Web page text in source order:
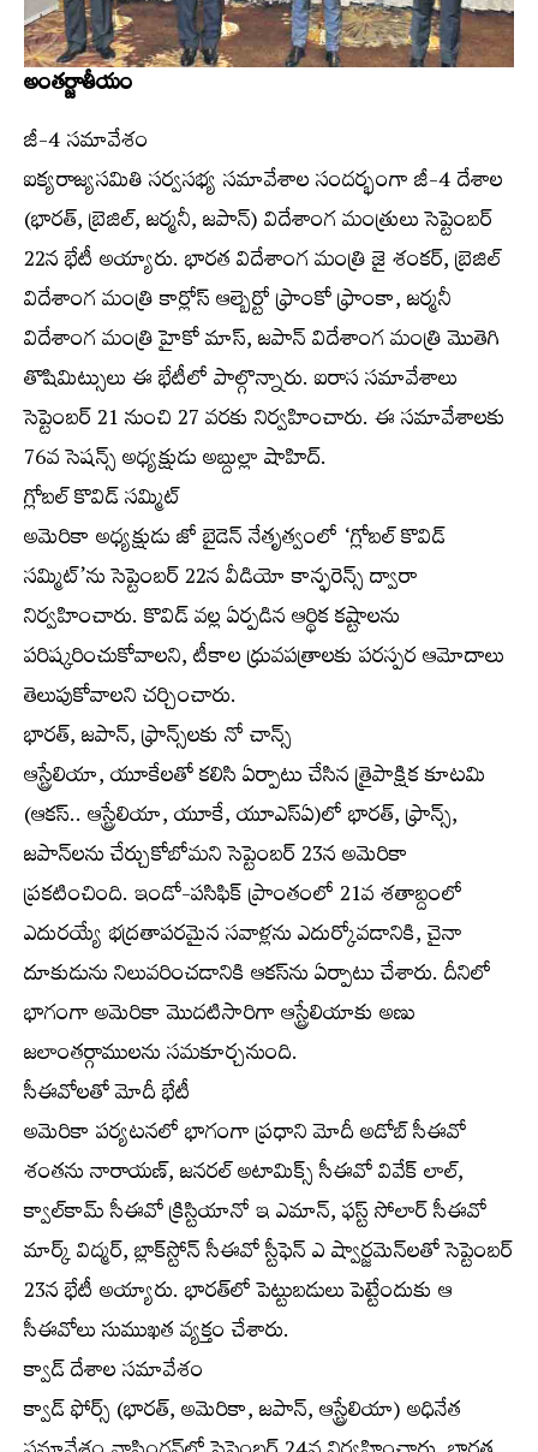
అంతర్జాతీయం
జీ-4 సమావేశం
ఐక్యరాజ్యసమితి సర్వసభ్య సమావేశాల సందర్భంగా జీ-4 దేశాల
(భారత్‌, బ్రెజిల్‌, జర్మనీ, జపాన్‌) విదేశాంగ మంత్రులు సెప్టెంబర్‌
22న భేటీ అయ్యారు. భారత విదేశాంగ మంత్రి జై శంకర్‌, బ్రెజిల్‌
విదేశాంగ మంత్రి కార్లోస్‌ ఆల్బెర్టో ఫ్రాంకో ఫ్రాంకా, జర్మనీ
విదేశాంగ మంత్రి హైకో మాస్‌, జపాన్‌ విదేశాంగ మంత్రి మొతెగి
తొషిమిట్సులు ఈ భేటీలో పాల్గొన్నారు. ఐరాస సమావేశాలు
సెప్టెంబర్‌ 21 నుంచి 27 వరకు నిర్వహించారు. ఈ సమావేశాలకు
76వ సెషన్స్‌ అధ్యక్షుడు అబ్దుల్లా షాహిద్‌.
గ్లోబల్‌ కొవిడ్‌ సమ్మిట్‌
అమెరికా అధ్యక్షుడు జో బైడెన్‌ నేతృత్వంలో ‘గ్లోబల్‌ కొవిడ్‌
సమ్మిట్‌’ను సెప్టెంబర్‌ 22న వీడియో కాన్ఫరెన్స్‌ ద్వారా
నిర్వహించారు. కొవిడ్‌ వల్ల ఏర్పడిన ఆర్థిక కష్టాలను
పరిష్కరించుకోవాలని, టీకాల ధ్రువపత్రాలకు పరస్పర ఆమోదాలు
తెలుపుకోవాలని చర్చించారు.
భారత్‌, జపాన్‌, ఫ్రాన్స్‌లకు నో చాన్స్‌
ఆస్ట్రేలియా, యూకేలతో కలిసి ఏర్పాటు చేసిన త్రైపాక్షిక కూటమి
(ఆకస్‌.. ఆస్ట్రేలియా, యూకే, యూఎస్‌ఏ)లో భారత్‌, ఫ్రాన్స్‌,
జపాన్‌లను చేర్చుకోబోమని సెప్టెంబర్‌ 23న అమెరికా
ప్రకటించింది. ఇండో-పసిఫిక్‌ ప్రాంతంలో 21వ శతాబ్దంలో
ఎదురయ్యే భద్రతాపరమైన సవాళ్లను ఎదుర్కోవడానికి, చైనా
దూకుడును నిలువరించడానికి ఆకస్‌ను ఏర్పాటు చేశారు. దీనిలో
భాగంగా అమెరికా మొదటిసారిగా ఆస్ట్రేలియాకు అణు
జలాంతర్గాములను సమకూర్చనుంది.
సీఈవోలతో మోదీ భేటీ
అమెరికా పర్యటనలో భాగంగా ప్రధాని మోదీ అడోబ్‌ సీఈవో
శంతను నారాయణ్‌, జనరల్‌ అటామిక్స్‌ సీఈవో వివేక్‌ లాల్‌,
క్వాల్‌కామ్‌ సీఈవో క్రిస్టియానో ఇ ఎమాన్‌, ఫస్ట్‌ సోలార్‌ సీఈవో
మార్క్‌ విద్మర్‌, బ్లాక్‌స్టోన్‌ సీఈవో స్టీఫెన్‌ ఎ ష్వార్జమెన్‌లతో సెప్టెంబర్‌
23న భేటీ అయ్యారు. భారత్‌లో పెట్టుబడులు పెట్టేందుకు ఆ
సీఈవోలు సుముఖత వ్యక్తం చేశారు.
క్వాడ్‌ దేశాల సమావేశం
క్వాడ్‌ ఫోర్స్‌ (భారత్‌, అమెరికా, జపాన్‌, ఆస్ట్రేలియా) అధినేత